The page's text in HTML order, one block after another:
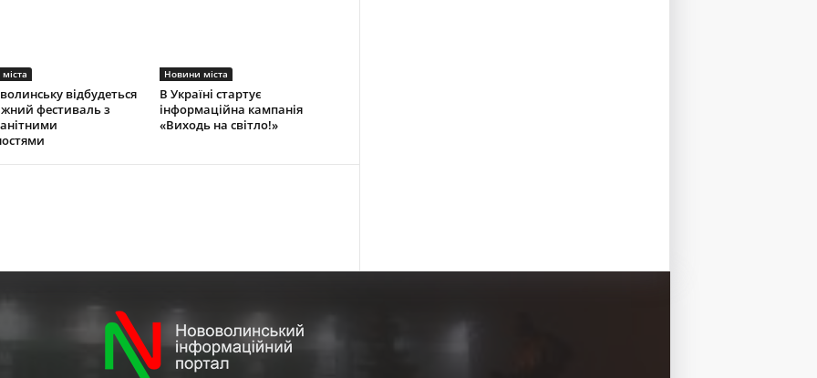
відбудеться
фестиваль з
Новини міста
В Україні стартує
інформаційна кампанія
«Виходь на світло!»